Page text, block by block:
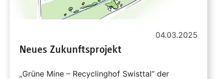
04.03.2025
Neues Zukunftsprojekt
„Grüne Mine – Recyclinghof Swisttal“ der